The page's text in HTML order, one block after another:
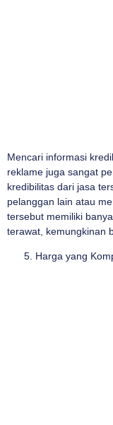
Mencari informasi
reklame juga sangat
kredibilitas dari jasa
pelanggan lain atau
tersebut memiliki
terawat, kemungkinan
Harga yang